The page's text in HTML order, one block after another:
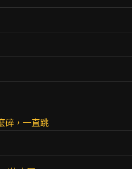
碎，一直跳